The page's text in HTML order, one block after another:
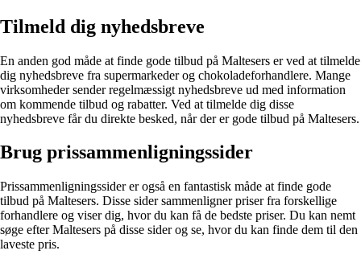
Tilmeld dig nyhedsbreve
En anden god måde at finde gode tilbud på Maltesers er ved at tilmelde
dig nyhedsbreve fra supermarkeder og chokoladeforhandlere. Mange
virksomheder sender regelmæssigt nyhedsbreve ud med information
om kommende tilbud og rabatter. Ved at tilmelde dig disse
nyhedsbreve får du direkte besked, når der er gode tilbud på Maltesers.
Brug prissammenligningssider
Prissammenligningssider er også en fantastisk måde at finde gode
tilbud på Maltesers. Disse sider sammenligner priser fra forskellige
forhandlere og viser dig, hvor du kan få de bedste priser. Du kan nemt
søge efter Maltesers på disse sider og se, hvor du kan finde dem til den
laveste pris.